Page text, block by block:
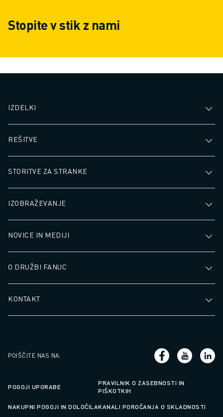
Stopite v stik z nami
IZDELKI
REŠITVE
STORITVE ZA STRANKE
IZOBRAŽEVANJE
NOVICE IN MEDIJI
O DRUŽBI FANUC
KONTAKT
POIŠČITE NAS NA:
POGOJI UPORABE
PRAVILNIK O ZASEBNOSTI IN
PIŠKOTKIH
NAKUPNI POGOJI IN DOLOČILAKANALI POROČANJA O SKLADNOSTI